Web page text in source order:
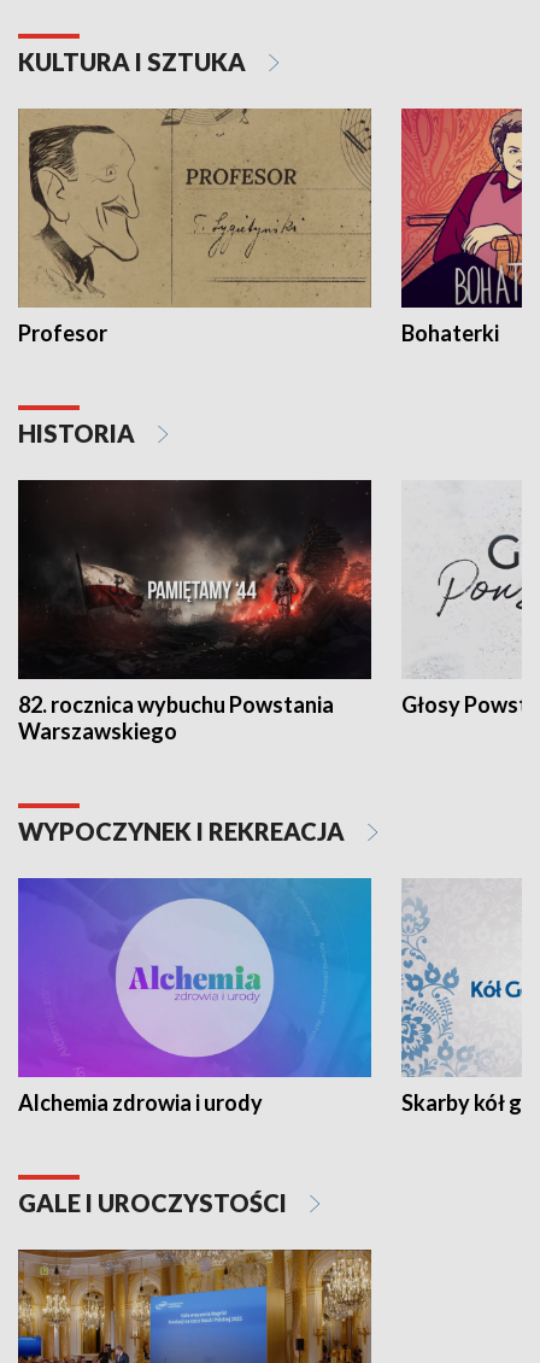
KULTURA I SZTUKA
Profesor Bohaterki
HISTORIA
82. rocznica wybuchu Powstania
Warszawskiego
Głosy
WYPOCZYNEK I REKREACJA
Alchemia zdrowia i urody Skarby kół
GALE I UROCZYSTOŚCI